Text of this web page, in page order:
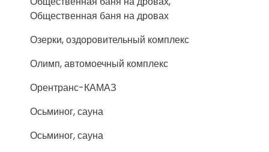
Общественная баня на дровах
Озерки, оздоровительный комплекс
Олимп, автомоечный комплекс
Орентранс-КАМАЗ
Осьминог, сауна
Осьминог, сауна